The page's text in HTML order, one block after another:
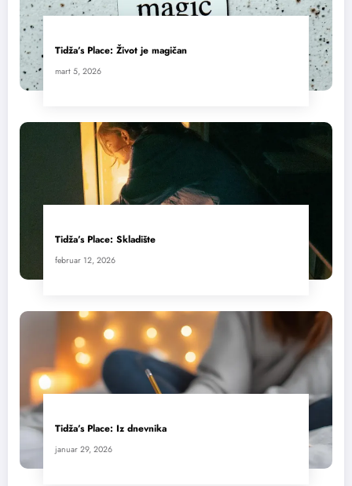
Tidža’s Place: Život je magičan
mart 5, 2026
Tidža’s Place: Skladište
februar 12, 2026
Tidža’s Place: Iz dnevnika
januar 29, 2026